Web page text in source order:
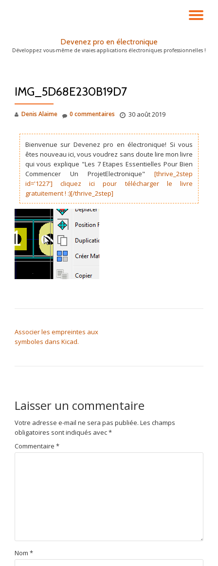
LA
Devenez pro en électronique
Développez vous-même de vraies applications électroniques professionnelles !
IMG_5D68E230B19D7
Denis Alaime 30 août 2019
0 commentaires
Bienvenue sur Devenez pro en électronique! Si vous
êtes nouveau ici, vous voudrez sans doute lire mon livre
qui vous explique "Les 7 Etapes Essentielles Pour Bien
Commencer Un ProjetElectronique"[thrive_2step
id='1227'] cliquez ici pour télécharger le livre
gratuitement ! :)[/thrive_2step]
Associer les empreintes aux
symboles dans Kicad.
Laisser un commentaire
Votre adresse e-mail ne sera pas publiée. Les champs
obligatoires sont indiqués avec*
Commentaire *
Nom *